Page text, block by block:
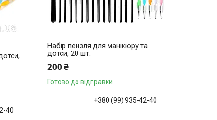
40
Набір пензля для манікюру та
дотси, 20 шт.
200 ₴
Готово до відправки
+380 (99) 935-42-40